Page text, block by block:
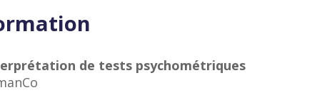
de tests psychométriques